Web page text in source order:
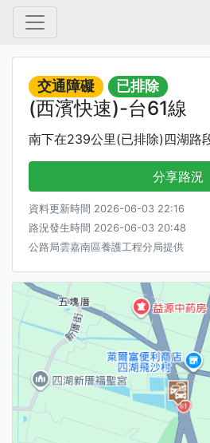
交通障礙 已排除
(西濱快速)-台61線
南下在239公里(已排除)四湖路
分享路況
資料更新時間 2026-06-03 22:16
路況發生時間 2026-06-03 20:48
公路局雲嘉南區養護工程分局提供